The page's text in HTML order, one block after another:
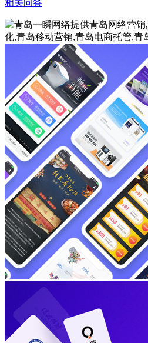
相关问答